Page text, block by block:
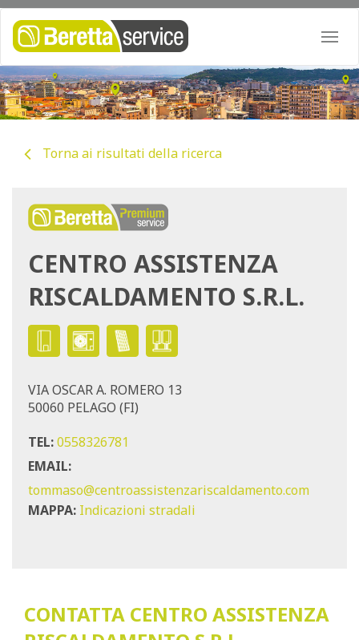
Torna ai risultati della ricerca
CENTRO ASSISTENZA
RISCALDAMENTO S.R.L.
VIA OSCAR A. ROMERO 13
50060 PELAGO (FI)
TEL:0558326781
EMAIL:
tommaso@centroassistenzariscaldamento.com
MAPPA: Indicazioni stradali
CONTATTA CENTRO ASSISTENZA